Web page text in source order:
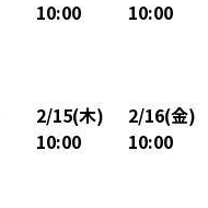
10:00
10:00
2/15(木)
10:00
2/16(金)
10:00